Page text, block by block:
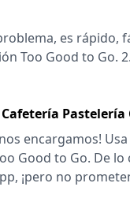
es rápido,
Too Good to Go.
Pastelería
encargamos!
Good to Go. De
¡pero no